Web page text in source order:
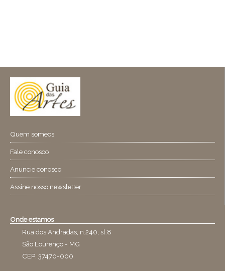
Quem someos
Fale conosco
Anuncie conosco
Assine nosso newsletter
Onde estamos
Rua dos Andradas, n.240, sl.8
São Lourenço - MG
CEP: 37470-000